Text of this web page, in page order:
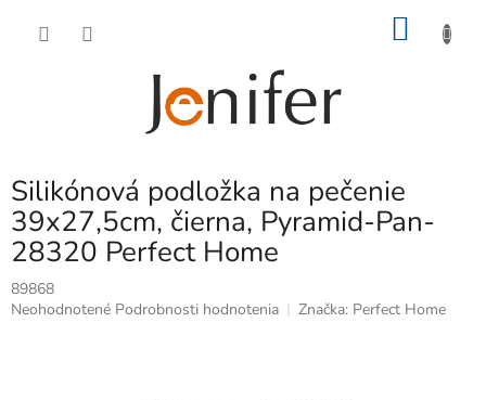
Silikónová podložka na pečenie
39x27,5cm, čierna, Pyramid-Pan-
28320 Perfect Home
89868
Priemerné
Neohodnotené Podrobnosti hodnotenia Značka: Perfect Home